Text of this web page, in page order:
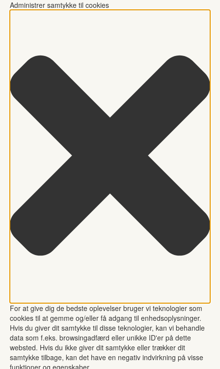
Administrer samtykke til cookies
For at give dig de bedste oplevelser bruger vi teknologier som
cookies til at gemme og/eller få adgang til enhedsoplysninger.
Hvis du giver dit samtykke til disse teknologier, kan vi behandle
data som f.eks. browsingadfærd eller unikke ID'er på dette
websted. Hvis du ikke giver dit samtykke eller trækker dit
samtykke tilbage, kan det have en negativ indvirkning på visse